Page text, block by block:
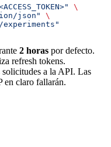
\
json"
\
experiments"
2 horas por defecto.
refresh tokens.
solicitudes a la API. Las
en claro fallarán.